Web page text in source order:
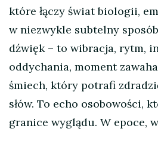
które łączy świat biologii,
w niezwykle subtelny
dźwięk – to wibracja, rytm,
oddychania, moment
śmiech, który potrafi
słów. To echo osobowości,
granice wyglądu. W epoce,